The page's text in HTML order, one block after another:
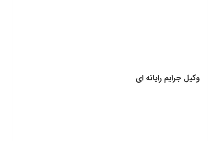
وکیل جرایم رایانه ای